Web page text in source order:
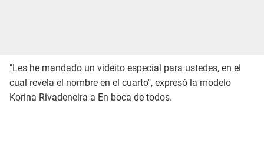
"Les he mandado un videito especial para ustedes, en el
cual revela el nombre en el cuarto", expresó la modelo
Korina Rivadeneira a En boca de todos.